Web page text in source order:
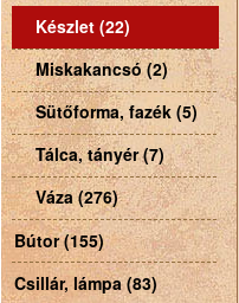
Készlet (22)
Miskakancsó (2)
Sütőforma, fazék (5)
Tálca, tányér (7)
Váza (276)
Bútor (155)
Csillár, lámpa (83)